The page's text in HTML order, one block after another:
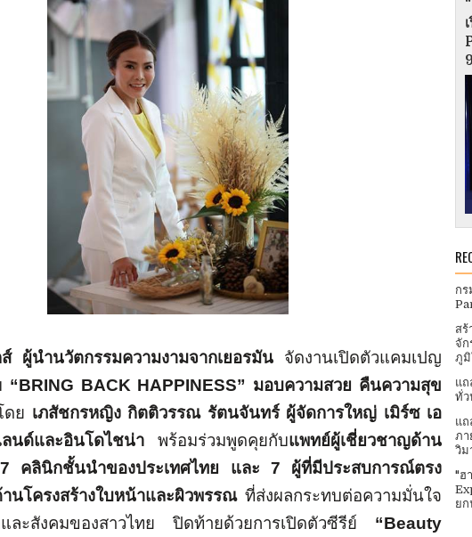
ส์ ผู้นำนวัตกรรมความงามจากเยอรมัน จัดงานเปิดตัวแคมเปญ
“BRING BACK HAPPINESS” มอบความสวย คืนความสุข
ดย เภสัชกรหญิง กิตติวรรณ รัตนจันทร์ ผู้จัดการใหญ่ เมิร์ซ เอ
นด์และอินโดไชน่า พร้อมร่วมพูดคุยกับแพทย์ผู้เชี่ยวชาญด้าน
7 คลินิกชั้นนำของประเทศไทย และ 7 ผู้ที่มีประสบการณ์ตรง
นโครงสร้างใบหน้าและผิวพรรณที่ส่งผลกระทบต่อความมั่นใจ
และสังคมของสาวไทย ปิดท้ายด้วยการเปิดตัวซีรีย์ “Beauty
ก
สร้
จัก
ภูมิ
แถ
ทั่ว
แถ
ภา
วิม
"ฮ
ยก